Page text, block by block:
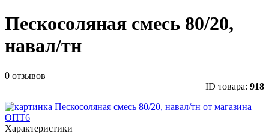
Пескосоляная смесь 80/20,
навал/тн
0 отзывов
ID товара: 918
Характеристики